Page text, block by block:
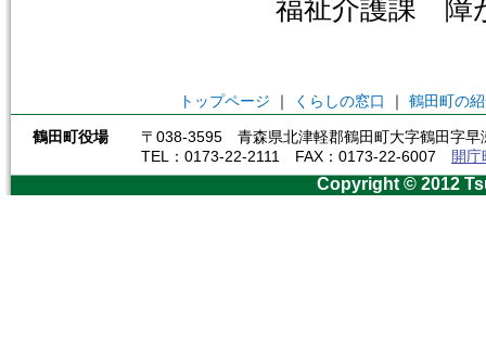
福祉介護課 障
トップページ ｜ くらしの窓口 ｜ 鶴田町の
鶴田町役場
〒038-3595 青森県北津軽郡鶴田町大字鶴田字早
TEL：0173-22-2111 FAX：0173-22-6007
開
Copyright © 2012